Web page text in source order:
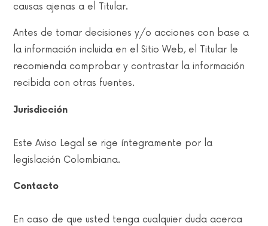
causas ajenas a el Titular.
Antes de tomar decisiones y/o acciones con base a
la información incluida en el Sitio Web, el Titular le
recomienda comprobar y contrastar la información
recibida con otras fuentes.
Jurisdicción
Este Aviso Legal se rige íntegramente por la
legislación Colombiana.
Contacto
En caso de que usted tenga cualquier duda acerca